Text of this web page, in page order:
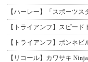
【トライアンフ】スピー
【リコール】カワサキ